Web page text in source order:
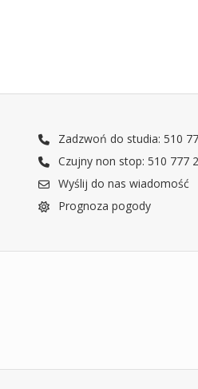
Zadzwoń do studia: 510
Czujny non stop: 510 777
Wyślij do nas wiadomość
Prognoza pogody